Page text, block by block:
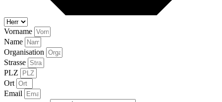
Vorname
Name
Organisation
Strasse
PLZ
Ort
Email